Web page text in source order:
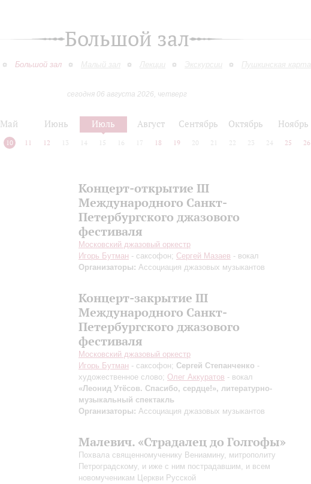
Большой зал
Большой зал Малый зал Лекции Экскурсии Пушкинская карта
сегодня 06 августа 2026, четверг
Май Июнь Июль Август Сентябрь Октябрь Ноябрь
10 11 12 13 14 15 16 17 18 19 20 21 22 23 24 25 26
Концерт-открытие III
Международного Санкт-
Петербургского джазового
фестиваля
Московский джазовый оркестр
Игорь Бутман - саксофон; Сергей Мазаев - вокал
Организаторы: Ассоциация джазовых музыкантов
Концерт-закрытие III
Международного Санкт-
Петербургского джазового
фестиваля
Московский джазовый оркестр
Игорь Бутман - саксофон; Сергей Степанченко -
художественное слово; Олег Аккуратов - вокал
«Леонид Утёсов. Спасибо, сердце!», литературно-
музыкальный спектакль
Организаторы: Ассоциация джазовых музыкантов
Малевич. «Страдалец до Голгофы»
Похвала священномученику Вениамину, митрополиту
Петроградскому, и иже с ним пострадавшим, и всем
новомученикам Церкви Русской